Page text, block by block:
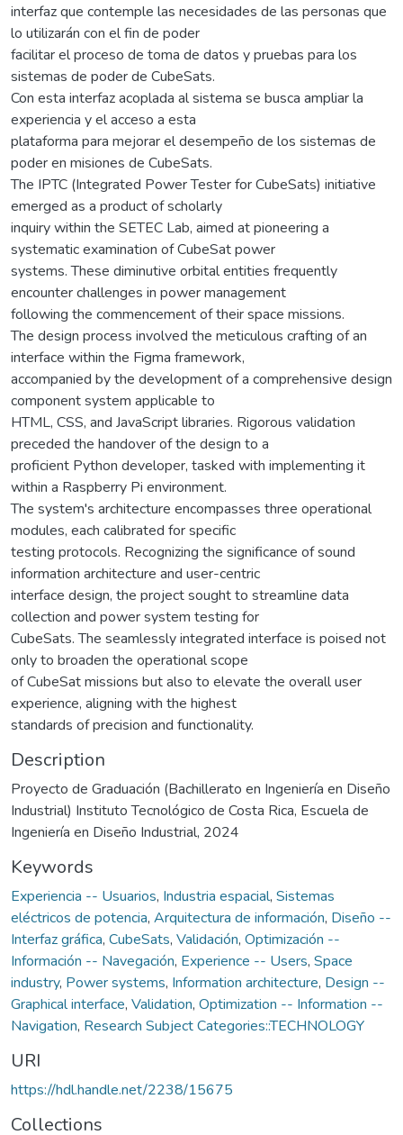
interfaz que contemple las necesidades de las personas que
lo utilizarán con el fin de poder
facilitar el proceso de toma de datos y pruebas para los
sistemas de poder de CubeSats.
Con esta interfaz acoplada al sistema se busca ampliar la
experiencia y el acceso a esta
plataforma para mejorar el desempeño de los sistemas de
poder en misiones de CubeSats.
The IPTC (Integrated Power Tester for CubeSats) initiative
emerged as a product of scholarly
inquiry within the SETEC Lab, aimed at pioneering a
systematic examination of CubeSat power
systems. These diminutive orbital entities frequently
encounter challenges in power management
following the commencement of their space missions.
The design process involved the meticulous crafting of an
interface within the Figma framework,
accompanied by the development of a comprehensive design
component system applicable to
HTML, CSS, and JavaScript libraries. Rigorous validation
preceded the handover of the design to a
proficient Python developer, tasked with implementing it
within a Raspberry Pi environment.
The system's architecture encompasses three operational
modules, each calibrated for specific
testing protocols. Recognizing the significance of sound
information architecture and user-centric
interface design, the project sought to streamline data
collection and power system testing for
CubeSats. The seamlessly integrated interface is poised not
only to broaden the operational scope
of CubeSat missions but also to elevate the overall user
experience, aligning with the highest
standards of precision and functionality.
Description
Proyecto de Graduación (Bachillerato en Ingeniería en Diseño
Industrial) Instituto Tecnológico de Costa Rica, Escuela de
Ingeniería en Diseño Industrial, 2024
Keywords
Experiencia -- Usuarios, Industria espacial, Sistemas
eléctricos de potencia, Arquitectura de información, Diseño --
Interfaz gráfica, CubeSats, Validación, Optimización --
Información -- Navegación, Experience -- Users, Space
industry, Power systems, Information architecture, Design --
Graphical interface, Validation, Optimization -- Information --
Navigation, Research Subject Categories::TECHNOLOGY
URI
https://hdl.handle.net/2238/15675
Collections